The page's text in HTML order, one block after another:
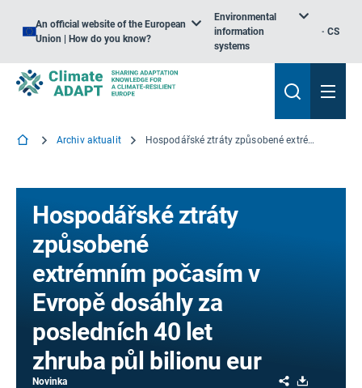
An official website of the European
Union | How do you know?
Environmental
information
systems
CS
Archiv aktualit Hospodářské ztráty způsobené extrémním počasím v Evropě dosáhly za posledních 40 let zhruba půl bilionu eur
Hospodářské ztráty
způsobené
extrémním počasím v
Evropě dosáhly za
posledních 40 let
zhruba půl bilionu eur
Novinka Share